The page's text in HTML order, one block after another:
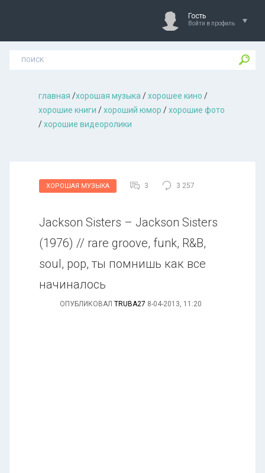
Гость
Войти в профиль
главная /хорошая музыкa /хорошее кино /
хорошие книги /хороший юмор /хорошие фото
/хорошие видеоролики
ХОРОШАЯ МУЗЫКА 3 3 257
Jackson Sisters – Jackson Sisters
(1976) // rare groove, funk, R&B,
soul, pop, ты помнишь как все
начиналось
ОПУБЛИКОВАЛ TRUBA27 8-04-2013, 11:20